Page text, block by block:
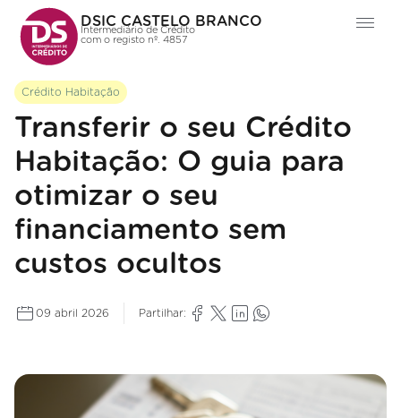
DSIC CASTELO BRANCO
Intermediário de Crédito
com o registo nº. 4857
Crédito Habitação
Transferir o seu Crédito
Habitação: O guia para
otimizar o seu
financiamento sem
custos ocultos
09 abril 2026 Partilhar: